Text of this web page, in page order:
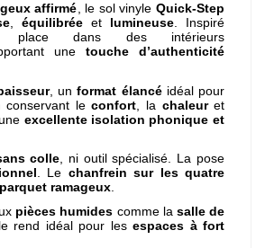
affirmé, le sol vinyle Quick-Step
, équilibréeet lumineuse. Inspiré
dans des intérieurs
une touche d’authenticité
, unformat élancéidéal pour
leconfort , la chaleuret
excellente isolation phonique et
colle , ni outil spécialisé. La pose
. Le chanfrein sur les quatre
ramageux
pièces humides comme la salle de
le rend idéal pour lesespaces à fort